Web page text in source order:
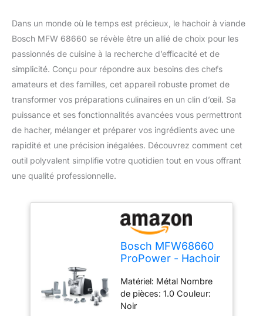
Dans un monde où le temps est précieux, le hachoir à viande
Bosch MFW 68660 se révèle être un allié de choix pour les
passionnés de cuisine à la recherche d’efficacité et de
simplicité. Conçu pour répondre aux besoins des chefs
amateurs et des familles, cet appareil robuste promet de
transformer vos préparations culinaires en un clin d’œil. Sa
puissance et ses fonctionnalités avancées vous permettront
de hacher, mélanger et préparer vos ingrédients avec une
rapidité et une précision inégalées. Découvrez comment cet
outil polyvalent simplifie votre quotidien tout en vous offrant
une qualité professionnelle.
Bosch MFW68660
ProPower - Hachoir
Matériel: Métal Nombre
de pièces: 1.0 Couleur:
Noir